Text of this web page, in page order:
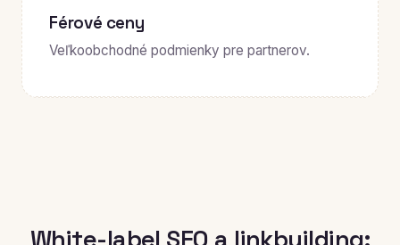
Férové ceny
Veľkoobchodné podmienky pre partnerov.